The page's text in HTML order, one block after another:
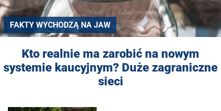
FAKTY WYCHODZĄ NA JAW
Kto realnie ma zarobić na nowym
systemie kaucyjnym? Duże zagraniczne
sieci